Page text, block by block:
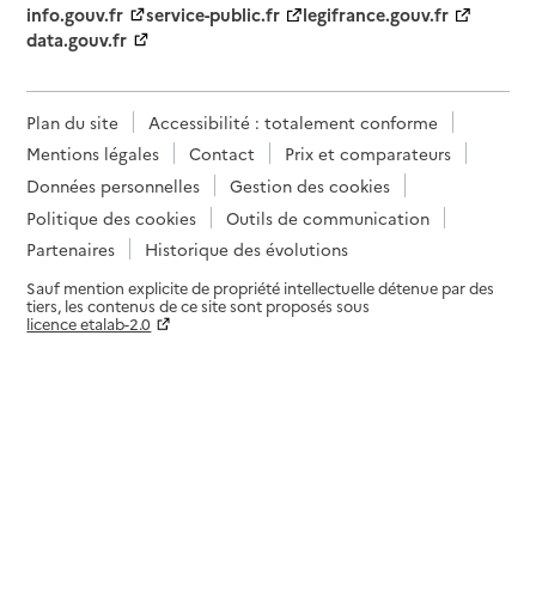
info.gouv.fr
service-public.fr
legifrance.gouv.fr
data.gouv.fr
Plan du site
Accessibilité : totalement conforme
Mentions légales
Contact
Prix et comparateurs
Données personnelles
Gestion des cookies
Politique des cookies
Outils de communication
Partenaires
Historique des évolutions
Sauf mention explicite de propriété intellectuelle détenue par des
tiers, les contenus de ce site sont proposés sous
licence etalab-2.0